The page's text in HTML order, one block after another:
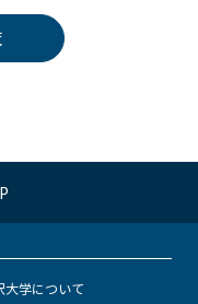
大学について